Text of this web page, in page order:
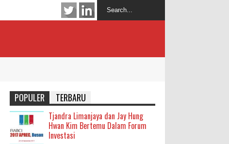
POPULER TERBARU
Tjandra Limanjaya dan Jay Hung
Hwan Kim Bertemu Dalam Forum
Investasi